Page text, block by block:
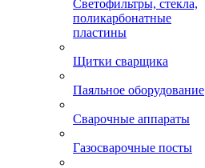
Светофильтры, стекла,
поликарбонатные
пластины
Щитки сварщика
Паяльное оборудование
Сварочные аппараты
Газосварочные посты